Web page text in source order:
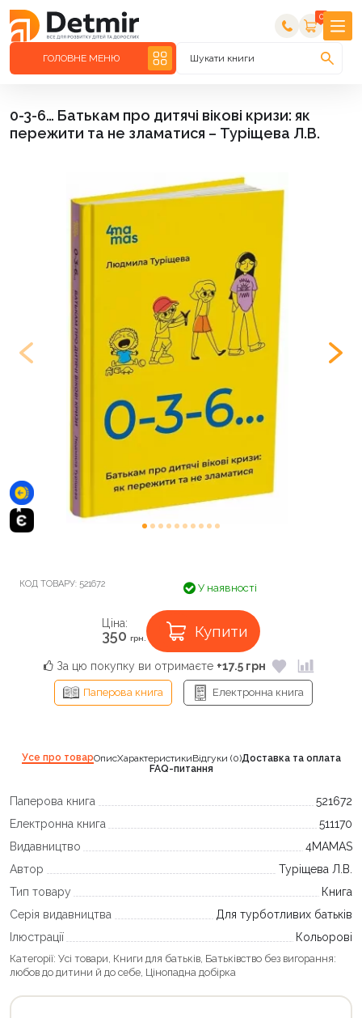
0
ГОЛОВНЕ МЕНЮ Шукати книги
0-3-6… Батькам про дитячі вікові кризи: як
пережити та не зламатися – Туріщева Л.В.
КОД ТОВАРУ: 521672 У наявності
Ціна:
350 грн. Купити
За цю покупку ви отримаєте +17.5 грн
Паперова книга Електронна книга
Усе про товарОписХарактеристикиВідгуки (0)Доставка та оплата
FAQ-питання
Паперова книга
521672
Електронна книга
511170
Видавництво
4MAMAS
Автор
Туріщева Л.В.
Тип товару
Книга
Серія видавництва
Для турботливих батьків
Ілюстрації
Кольорові
Категорії: Усі товари, Книги для батьків, Батьківство без вигорання:
любов до дитини й до себе, Цінопадна добірка